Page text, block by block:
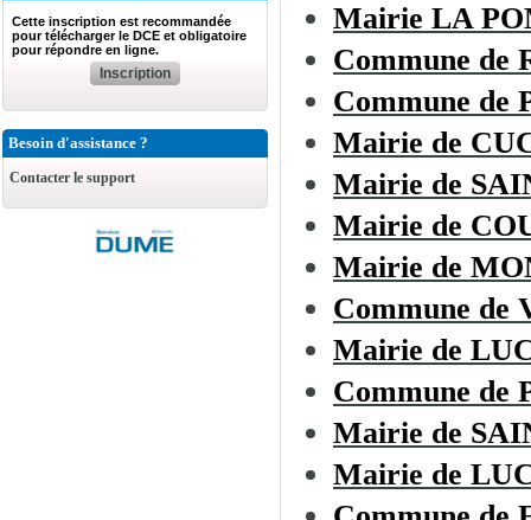
Cette inscription est recommandée
pour télécharger le DCE et obligatoire
pour répondre en ligne.
Inscription
Besoin d'assistance ?
Contacter le support
Mairie LA
Commune de
Commune de
Mairie de
Mairie de
Mairie de
Mairie de
Commune
Mairie de
Commune de
Mairie de
Mairie de